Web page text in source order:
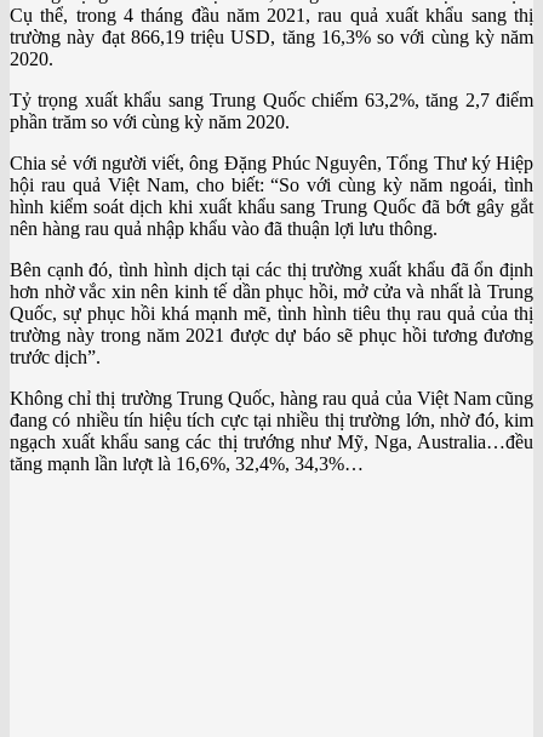
Cụ thể, trong 4 tháng đầu năm 2021, rau quả xuất khẩu sang thị
trường này đạt 866,19 triệu USD, tăng 16,3% so với cùng kỳ năm
2020.
Tỷ trọng xuất khẩu sang Trung Quốc chiếm 63,2%, tăng 2,7 điểm
phần trăm so với cùng kỳ năm 2020.
Chia sẻ với người viết, ông Đặng Phúc Nguyên, Tổng Thư ký Hiệp
hội rau quả Việt Nam, cho biết: “So với cùng kỳ năm ngoái, tình
hình kiểm soát dịch khi xuất khẩu sang Trung Quốc đã bớt gây gắt
nên hàng rau quả nhập khẩu vào đã thuận lợi lưu thông.
Bên cạnh đó, tình hình dịch tại các thị trường xuất khẩu đã ổn định
hơn nhờ vắc xin nên kinh tế dần phục hồi, mở cửa và nhất là Trung
Quốc, sự phục hồi khá mạnh mẽ, tình hình tiêu thụ rau quả của thị
trường này trong năm 2021 được dự báo sẽ phục hồi tương đương
trước dịch”.
Không chỉ thị trường Trung Quốc, hàng rau quả của Việt Nam cũng
đang có nhiều tín hiệu tích cực tại nhiều thị trường lớn, nhờ đó, kim
ngạch xuất khẩu sang các thị trướng như Mỹ, Nga, Australia…đều
tăng mạnh lần lượt là 16,6%, 32,4%, 34,3%…